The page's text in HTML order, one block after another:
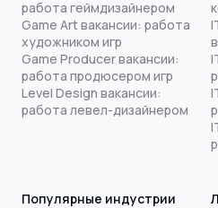
работа геймдизайнером
Game Art вакансии: работа
художником игр
Game Producer вакансии:
работа продюсером игр
Level Design вакансии:
работа левел-дизайнером
Популярные индустрии